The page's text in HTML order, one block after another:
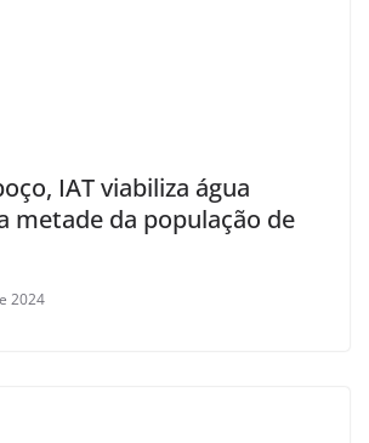
IAT viabiliza água
metade da população de
2024